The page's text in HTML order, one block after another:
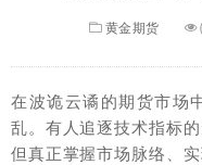
黄金期货
在波诡云谲的期货市场
乱。有人追逐技术指标
但真正掌握市场脉络、